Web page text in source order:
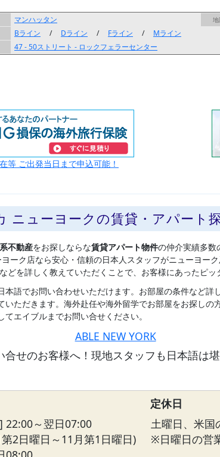
マンハッタン 地
Bライン / Dライン / Fライン / Mライン
47 - 50ストリート - ロックフェラーセンター
等 ご出発当日まで申込可能！
ニューヨークの賃貸・アパート
不動産をお探しならな賃貸アパート物件の仲介実績多数
ーク店なら安心・信頼の日本人スタッフがニューヨー
どを詳しく教えていただくことで、お客様にあったピ
本語でお問い合わせいただけます。お部屋の条件など
いただきます。海外赴任や海外留学でお部屋をお探し
てエイブルまでお問い合せください。
ABLE NEW YORK
合せのお客様へ！現地スタッフも日本語は
定休日
22:00～翌日07:00
2日曜日～11月第1日曜日)
土曜日、米国
※日曜日の営